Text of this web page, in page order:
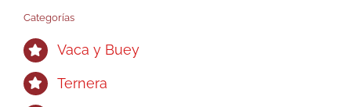
la
página
Categorías
Vaca y Buey
Ternera